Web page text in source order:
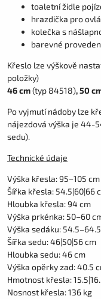
toaletní židle
hrazdička pro
kolečka s
barevné
Křeslo lze výškově
položky)
46 cm(typ 84518), 50
Po vyjmutí nádoby lze
nájezdová výška je 44-
sedu).
Technické údaje
Výška křesla: 95–105 cm
Šířka křesla: 54.5|60|66
Hloubka křesla: 94 cm
Výška prkénka: 50–60
Výška sedáku:
Šířka sedu: 46|50|56 cm
Hloubka sedu: 46 cm
Výška opěrky zad: 40.5
Hmotnost křesla:
Nosnost křesla: 136 kg